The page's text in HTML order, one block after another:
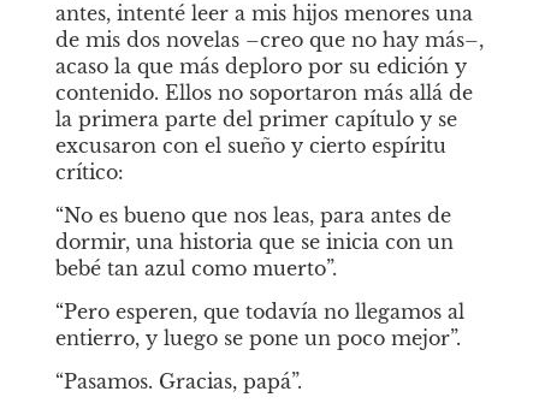
antes, intenté leer a mis hijos menores una
de mis dos novelas –creo que no hay más–,
acaso la que más deploro por su edición y
contenido. Ellos no soportaron más allá de
la primera parte del primer capítulo y se
excusaron con el sueño y cierto espíritu
crítico:
“No es bueno que nos leas, para antes de
dormir, una historia que se inicia con un
bebé tan azul como muerto”.
“Pero esperen, que todavía no llegamos al
entierro, y luego se pone un poco mejor”.
“Pasamos. Gracias, papá”.